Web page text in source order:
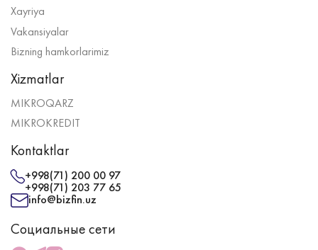
Xayriya
Vakansiyalar
Bizning hamkorlarimiz
Xizmatlar
MIKROQARZ
MIKROKREDIT
Kontaktlar
+998(71) 200 00 97
+998(71) 203 77 65
info@bizfin.uz
Социальные сети